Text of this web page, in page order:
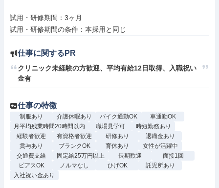
試用・研修期間：3ヶ月
仕事に関するPR
クリニック未経験の方歓迎、平均有給12日取得、入職祝い
金有
仕事の特徴
制服あり 介護休暇あり バイク通勤OK
車通勤OK
月平均残業時間20時間以内
職場見学可
時短勤務あり
経験者歓迎
有資格者歓迎 研修あり
退職金あり
賞与あり
ブランクOK 育休あり
女性が活躍中
交通費支給
固定給25万円以上 長期歓迎
面接1回
ピアスOK
ノルマなし ひげOK
託児所あり
入社祝い金あり